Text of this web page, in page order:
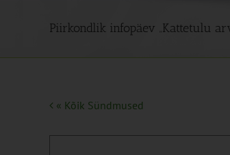
Piirkondlik infopäev „Kattetulu
« Kõik Sündmused